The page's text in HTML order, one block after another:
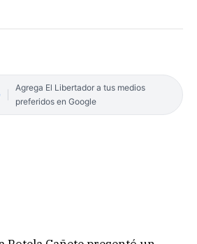
Agrega El Libertador a tus medios
preferidos en Google